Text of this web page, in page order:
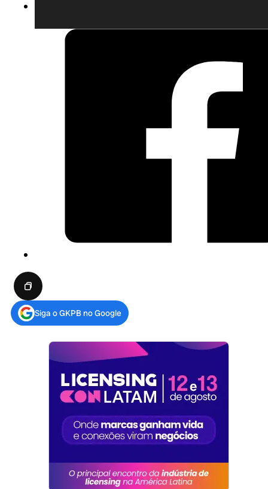
Siga o GKPB no Google